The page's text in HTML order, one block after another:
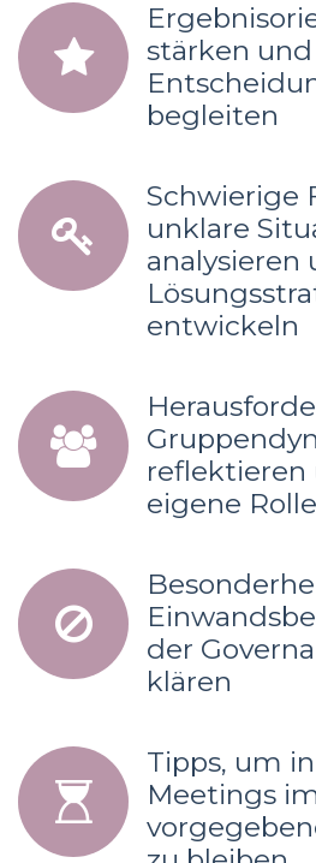
stärken und
begleiten
Schwierige
unklare
analysieren
entwickeln
reflektieren
eigene
der
klären
Tipps, um
Meetings